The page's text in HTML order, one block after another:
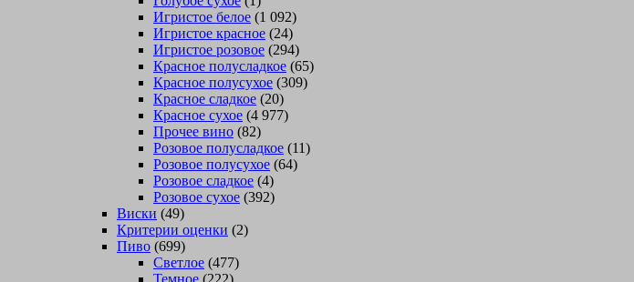
Игристое белое (1 092)
Игристое красное (24)
Игристое розовое (294)
Красное полусладкое (65)
Красное полусухое (309)
Красное сладкое (20)
Красное сухое (4 977)
Прочее вино (82)
Розовое полусладкое (11)
Розовое полусухое (64)
Розовое сладкое (4)
Розовое сухое (392)
Виски (49)
Критерии оценки (2)
Пиво (699)
Светлое (477)